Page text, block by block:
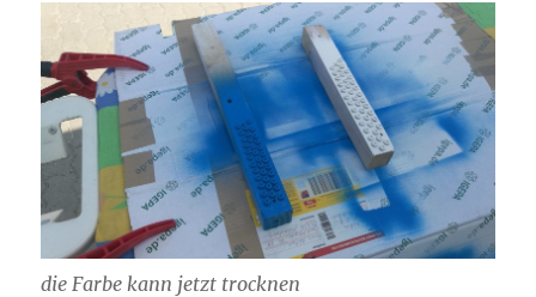
die Farbe kann jetzt trocknen